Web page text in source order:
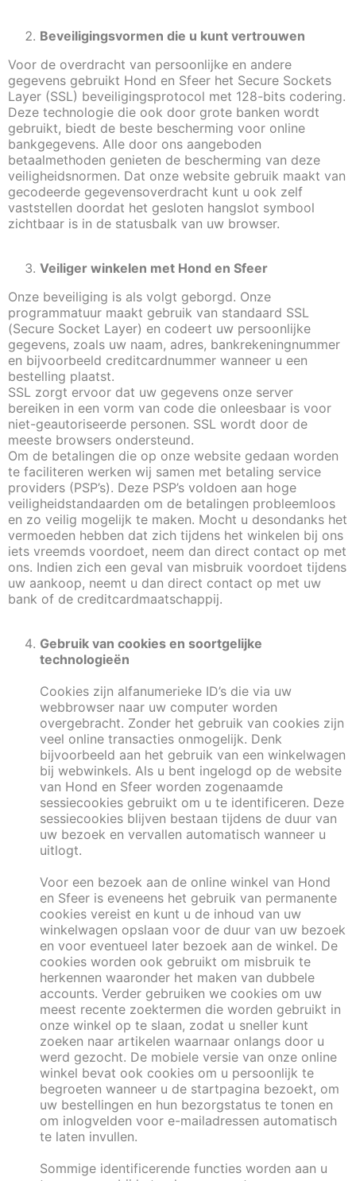
Beveiligingsvormen die u kunt vertrouwen
Voor de overdracht van persoonlijke en andere
gegevens gebruikt Hond en Sfeer het Secure Sockets
Layer (SSL) beveiligingsprotocol met 128-bits codering.
Deze technologie die ook door grote banken wordt
gebruikt, biedt de beste bescherming voor online
bankgegevens. Alle door ons aangeboden
betaalmethoden genieten de bescherming van deze
veiligheidsnormen. Dat onze website gebruik maakt van
gecodeerde gegevensoverdracht kunt u ook zelf
vaststellen doordat het gesloten hangslot symbool
zichtbaar is in de statusbalk van uw browser.
Veiliger winkelen met Hond en Sfeer
Onze beveiliging is als volgt geborgd. Onze
programmatuur maakt gebruik van standaard SSL
(Secure Socket Layer) en codeert uw persoonlijke
gegevens, zoals uw naam, adres, bankrekeningnummer
en bijvoorbeeld creditcardnummer wanneer u een
bestelling plaatst.
SSL zorgt ervoor dat uw gegevens onze server
bereiken in een vorm van code die onleesbaar is voor
niet-geautoriseerde personen. SSL wordt door de
meeste browsers ondersteund.
Om de betalingen die op onze website gedaan worden
te faciliteren werken wij samen met betaling service
providers (PSP’s). Deze PSP’s voldoen aan hoge
veiligheidstandaarden om de betalingen probleemloos
en zo veilig mogelijk te maken. Mocht u desondanks het
vermoeden hebben dat zich tijdens het winkelen bij ons
iets vreemds voordoet, neem dan direct contact op met
ons. Indien zich een geval van misbruik voordoet tijdens
uw aankoop, neemt u dan direct contact op met uw
bank of de creditcardmaatschappij.
Gebruik van cookies en soortgelijke
technologieën
Cookies zijn alfanumerieke ID’s die via uw
webbrowser naar uw computer worden
overgebracht. Zonder het gebruik van cookies zijn
veel online transacties onmogelijk. Denk
bijvoorbeeld aan het gebruik van een winkelwagen
bij webwinkels. Als u bent ingelogd op de website
van Hond en Sfeer worden zogenaamde
sessiecookies gebruikt om u te identificeren. Deze
sessiecookies blijven bestaan tijdens de duur van
uw bezoek en vervallen automatisch wanneer u
uitlogt.
Voor een bezoek aan de online winkel van Hond
en Sfeer is eveneens het gebruik van permanente
cookies vereist en kunt u de inhoud van uw
winkelwagen opslaan voor de duur van uw bezoek
en voor eventueel later bezoek aan de winkel. De
cookies worden ook gebruikt om misbruik te
herkennen waaronder het maken van dubbele
accounts. Verder gebruiken we cookies om uw
meest recente zoektermen die worden gebruikt in
onze winkel op te slaan, zodat u sneller kunt
zoeken naar artikelen waarnaar onlangs door u
werd gezocht. De mobiele versie van onze online
winkel bevat ook cookies om u persoonlijk te
begroeten wanneer u de startpagina bezoekt, om
uw bestellingen en hun bezorgstatus te tonen en
om inlogvelden voor e-mailadressen automatisch
te laten invullen.
Sommige identificerende functies worden aan u